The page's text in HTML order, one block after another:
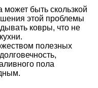
может быть скользкой
этой проблемы
ковры, что не
полезных
пола